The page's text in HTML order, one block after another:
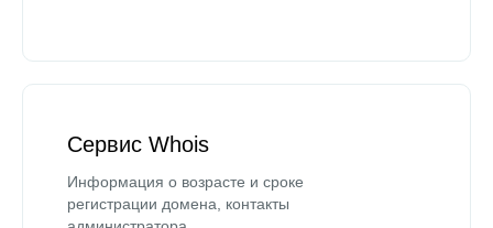
Сервис Whois
Информация о возрасте и сроке
регистрации домена, контакты